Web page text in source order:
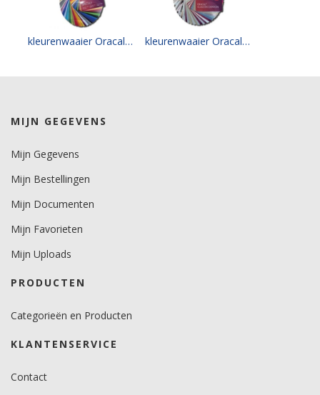
8.
Levensduurverwachting
kleurenwaaier Oracal specials kleurenwaaier Oracal glass decoration series
MIJN GEGEVENS
Mijn Gegevens
Mijn Bestellingen
Mijn Documenten
Mijn Favorieten
Mijn Uploads
PRODUCTEN
Categorieën en Producten
KLANTENSERVICE
Contact